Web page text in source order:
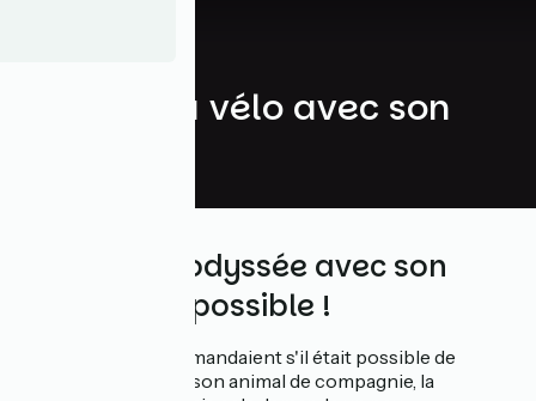
Voyager à vélo avec son
Faire La Vélodyssée avec son
chien, c'est possible !
Pour ceux qui se demandaient s'il était possible de
voyager à vélo avec son animal de compagnie, la